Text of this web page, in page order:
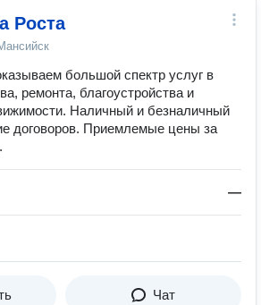
Роста
большой спектр услуг в
ремонта, благоустройства и
Наличный и безналичный
договоров. Приемлемые цены за
—
Чат